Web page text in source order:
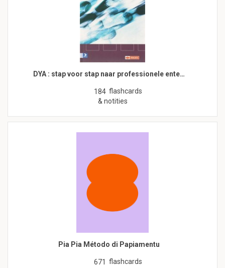
DYA : stap voor stap naar professionele ente…
184 flashcards
& notities
Pia Pia Método di Papiamentu
671 flashcards